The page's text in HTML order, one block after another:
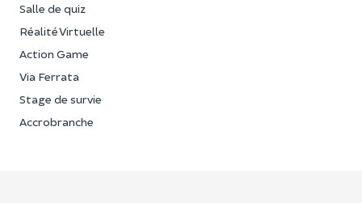
Salle de quiz
Réalité Virtuelle
Action Game
Via Ferrata
Stage de survie
Accrobranche